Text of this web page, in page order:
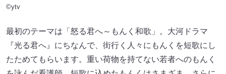
©ytv
最初のテーマは「怒る君へ～もんく和歌」。大河ドラマ
『光る君へ』にちなんで、街行く人々にもんくを短歌にし
たためてもらいます。重い荷物を持てない若者へのもんく